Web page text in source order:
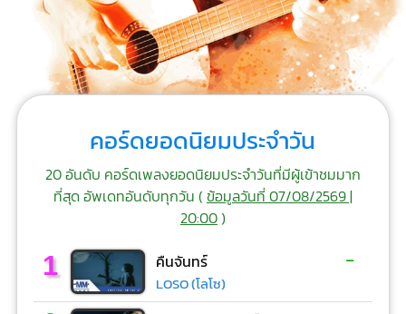
คอร์ดยอดนิยมประจำวัน
20 อันดับ คอร์ดเพลงยอดนิยมประจำวันที่มีผู้เข้าชมมาก
ที่สุด อัพเดทอันดับทุกวัน (ข้อมูลวันที่ 07/08/2569 |
20:00)
1 คืนจันทร์
LOSO (โลโซ)
-